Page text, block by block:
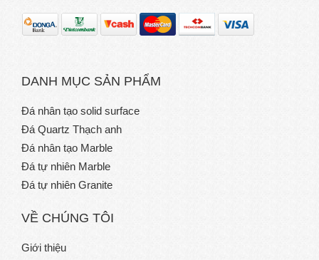
DANH MỤC SẢN PHẨM
Đá nhân tạo solid surface
Đá Quartz Thạch anh
Đá nhân tạo Marble
Đá tự nhiên Marble
Đá tự nhiên Granite
VỀ CHÚNG TÔI
Giới thiệu